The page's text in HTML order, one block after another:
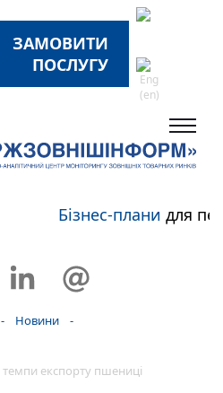
ЗАМОВИТИ
ПОСЛУГУ
Бізнес-планидля
- Новини -
темпи експорту пшениці